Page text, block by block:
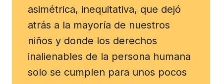
asimétrica, inequitativa, que dejó
atrás a la mayoría de nuestros
niños y donde los derechos
inalienables de la persona humana
solo se cumplen para unos pocos